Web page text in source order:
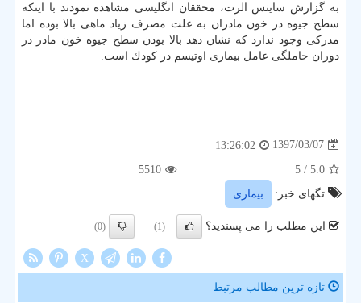
به گزارش ساینس الرت، محققان انگلیسی مشاهده نمودند با اینكه
سطح جیوه در خون مادران به علت مصرف زیاد ماهی بالا بوده اما
مدركی وجود ندارد كه نشان دهد بالا بودن سطح جیوه خون مادر در
دوران حاملگی عامل بیماری اوتیسم در كودك است.
1397/03/07
13:26:02
5.0
/ 5
5510
تگهای خبر:
بیماری
این مطلب را می پسندید؟ (1)
(0)
X
تازه ترین مطالب مرتبط